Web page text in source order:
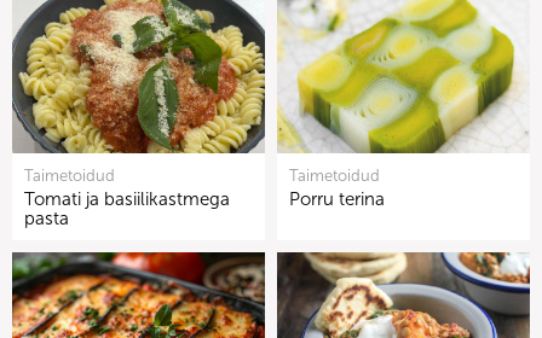
Taimetoidud
Tomati ja basiilikastmega
pasta
Taimetoidud
Porru terina